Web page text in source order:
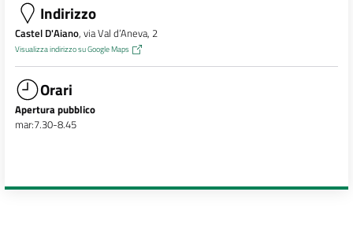
Indirizzo
Castel D'Aiano, via Val d’Aneva, 2
Visualizza indirizzo su Google Maps
Orari
Apertura pubblico
mar:7.30-8.45